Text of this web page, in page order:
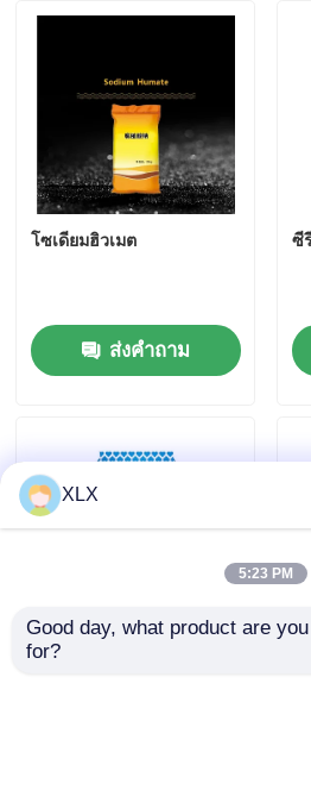
โซเดียมฮิวเมต
ส่งคำถาม
ซี
ผสมปุ๋ยพิเศษพืชถั่ว
XLX
5:23 PM
Good day, what product are
for?